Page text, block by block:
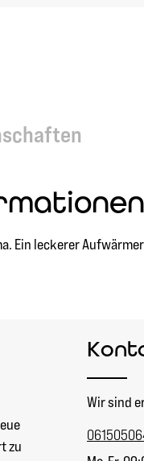
Ein leckerer
zu
Wir sind